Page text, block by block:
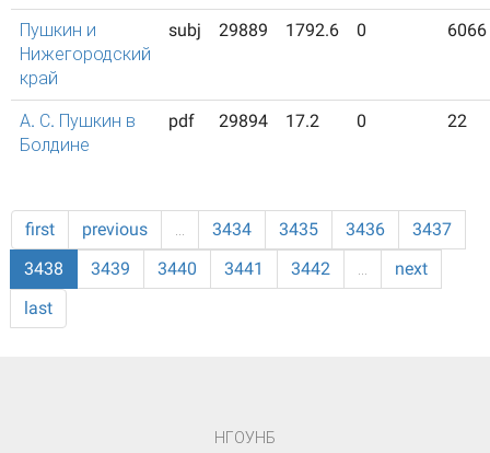
Пушкин и
Нижегородский
край
subj 29889 1792.6 0 6066
А. С. Пушкин в
Болдине
pdf 29894 17.2 0 22
first previous … 3434 3435 3436
3437
3438
3439 3440 3441 3442 …
next
last
НГОУНБ